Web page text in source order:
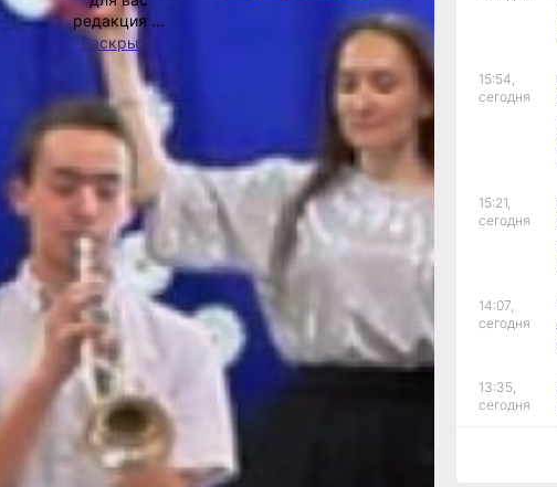
нас
редакция ...
Раскрыть
15:54,
сегодня
15:21,
сегодня
14:07,
сегодня
13:35,
сегодня